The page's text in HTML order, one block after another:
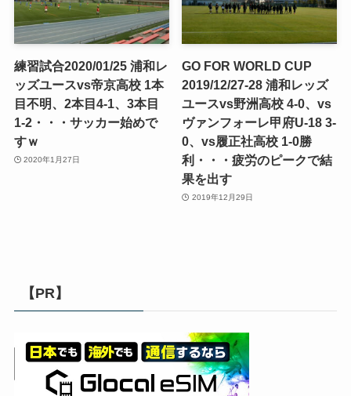
練習試合2020/01/25 浦和レ
ッズユースvs帝京高校 1本
目不明、2本目4-1、3本目
1-2・・・サッカー始めで
すｗ
2020年1月27日
GO FOR WORLD CUP
2019/12/27-28 浦和レッズ
ユースvs野洲高校 4-0、vs
ヴァンフォーレ甲府U-18 3-
0、vs履正社高校 1-0勝
利・・・疲労のピークで結
果を出す
2019年12月29日
【PR】